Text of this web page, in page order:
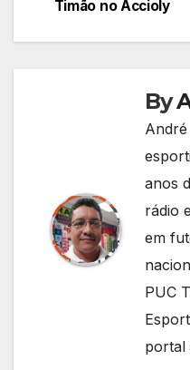
Timão no Accioly
By
anos
rádio
em
PUC
portal